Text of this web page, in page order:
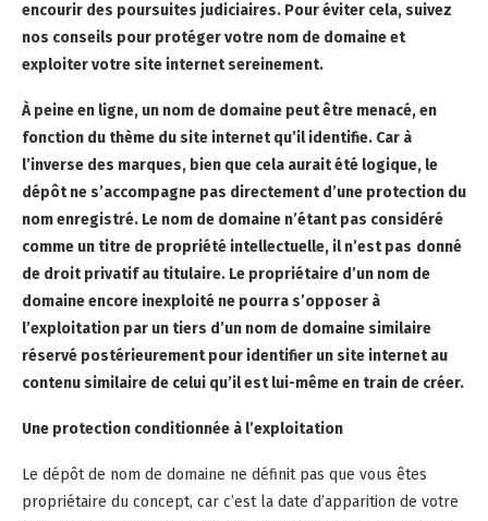
encourir des poursuites judiciaires. Pour éviter cela, suivez
nos conseils pour protéger votre nom de domaine et
exploiter votre site internet sereinement.
À peine en ligne, un nom de domaine peut être menacé, en
fonction du thème du site internet qu’il identifie. Car à
l’inverse des marques, bien que cela aurait été logique, le
dépôt ne s’accompagne pas directement d’une protection du
nom enregistré. Le nom de domaine n’étant pas considéré
comme un titre de propriété intellectuelle, il n’est pas donné
de droit privatif au titulaire. Le propriétaire d’un nom de
domaine encore inexploité ne pourra s’opposer à
l’exploitation par un tiers d’un nom de domaine similaire
réservé postérieurement pour identifier un site internet au
contenu similaire de celui qu’il est lui-même en train de créer.
Une protection conditionnée à l’exploitation
Le dépôt de nom de domaine ne définit pas que vous êtes
propriétaire du concept, car c’est la date d’apparition de votre